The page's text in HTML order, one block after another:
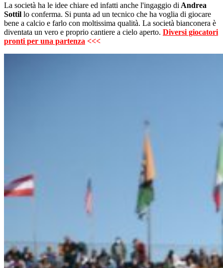
La società ha le idee chiare ed infatti anche l'ingaggio di Andrea
Sottil lo conferma. Si punta ad un tecnico che ha voglia di giocare
bene a calcio e farlo con moltissima qualità. La società bianconera è
diventata un vero e proprio cantiere a cielo aperto. Diversi giocatori
pronti per una partenza <<<